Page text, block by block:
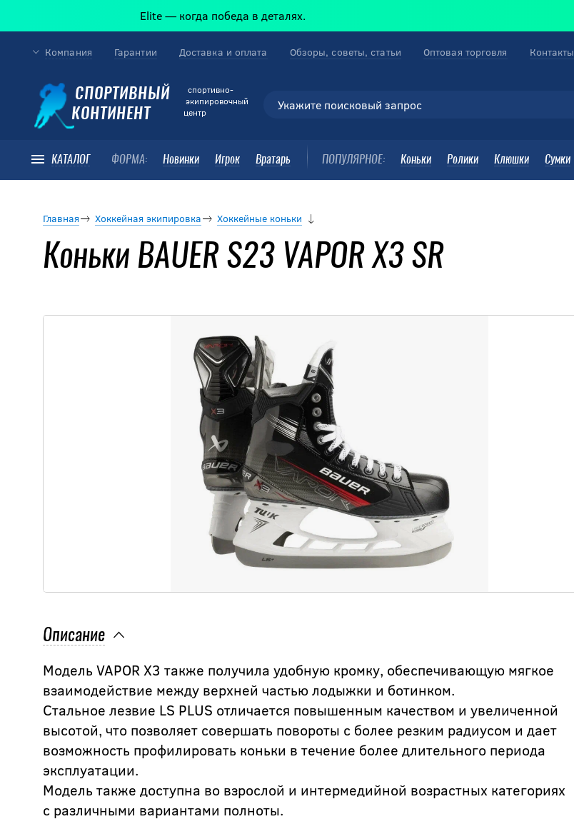
Elite — когда победа в деталях.
СПОРТИВНЫЙ
КОНТИНЕНТ
cпортивно-
экипировочный
центр
КАТАЛОГ ФОРМА: Новинки Игрок Вратарь ПОПУЛЯРНОЕ: Коньки Ролики Клюшки Сумки
Компания Гарантии Доставка и оплата Обзоры, советы, статьи Оптовая торговля Контакты
Главная Хоккейная экипировка Хоккейные коньки
Коньки BAUER S23 VAPOR X3 SR
Описание
Модель VAPOR Х3 также получила удобную кромку, обеспечивающую мягкое
взаимодействие между верхней частью лодыжки и ботинком.
Стальное лезвие LS PLUS отличается повышенным качеством и увеличенной
высотой, что позволяет совершать повороты с более резким радиусом и дает
возможность профилировать коньки в течение более длительного периода
эксплуатации.
Модель также доступна во взрослой и интермедийной возрастных категориях
с различными вариантами полноты.